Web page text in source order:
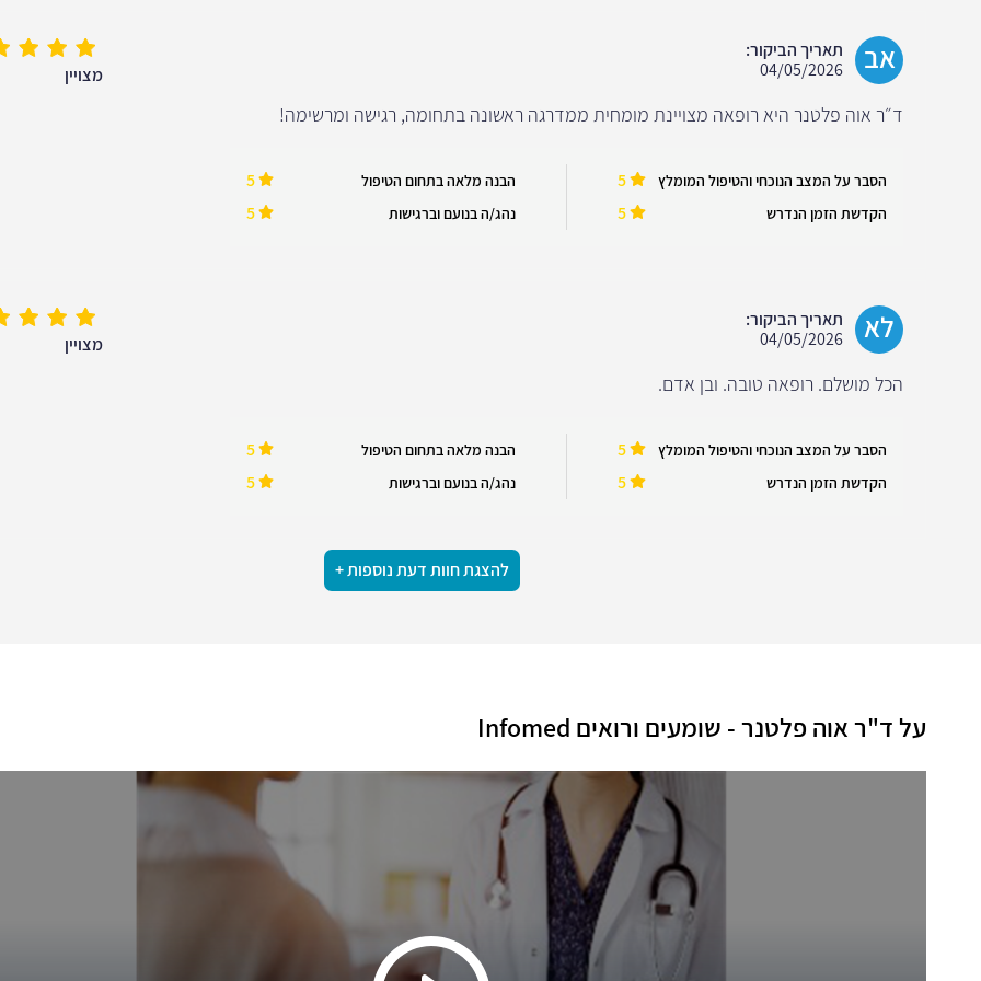
אב
תאריך הביקור:
04/05/2026
מצויין
ד״ר אוה פלטנר היא רופאה מצויינת מומחית ממדרגה ראשונה בתחומה, רגישה ומרשימה!
הסבר על המצב הנוכחי והטיפול המומלץ 5
הקדשת הזמן הנדרש 5
הבנה מלאה בתחום הטיפול 5
נהג/ה בנועם וברגישות 5
לא
תאריך הביקור:
04/05/2026
מצויין
הכל מושלם. רופאה טובה. ובן אדם.
הסבר על המצב הנוכחי והטיפול המומלץ 5
הקדשת הזמן הנדרש 5
הבנה מלאה בתחום הטיפול 5
נהג/ה בנועם וברגישות 5
להצגת חוות דעת נוספות +
על ד"ר אוה פלטנר - שומעים ורואים Infomed